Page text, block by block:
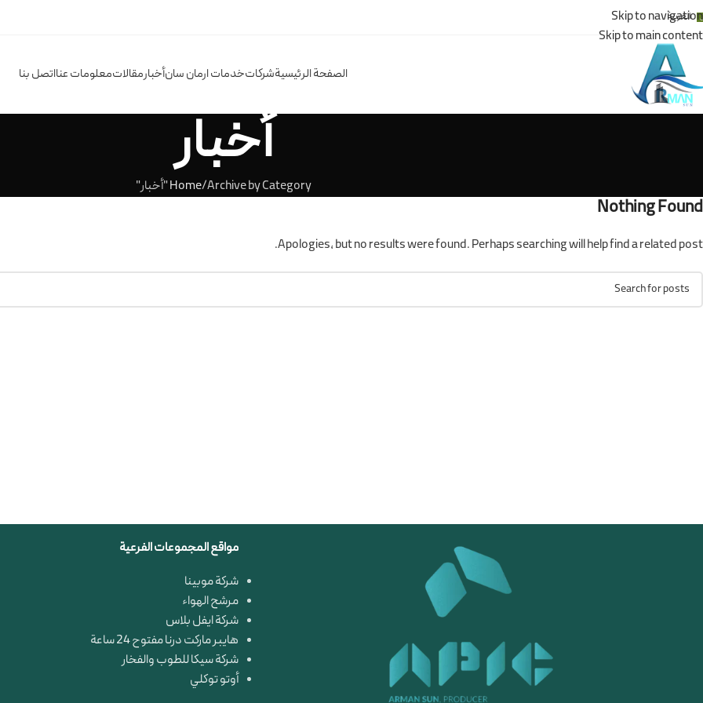
Skip to navigation
Skip to main content
العربية
الصفحة الرئيسيةشركاتخدمات ارمان سانأخبارمقالاتمعلومات عنااتصل بنا
أخبار
Home Archive by Category "أخبار"
Nothing Found
Apologies, but no results were found. Perhaps searching will help find a related post.
مواقع المجموعات الفرعية
شركة موبينا
مرشح الهواء
شركة ايفل بلاس
هايبر ماركت درنا مفتوح 24 ساعة
شركة سيكا للطوب والفخار
أوتو توكلي